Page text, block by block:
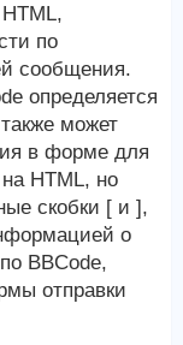
по
сообщения.
определяется
может
в форме для
HTML, но
скобки [ и ],
о
BBCode,
отправки